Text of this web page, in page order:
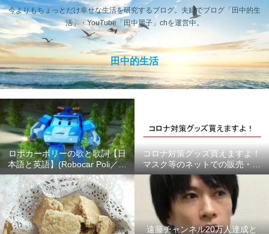
今よりもちょっとだけ幸せな生活を研究するブログ。夫婦でブログ「田中的生
活」・YouTube「田中麗子」chを運営中。
田中的生活
ロボカーポリーの歌と歌詞【日
本語と英語】(Robocar Poli／ロ
ボカーポリス)
コロナ対策グッズ買えますよ！
マスク等のネットでの販売・供
給状況のまとめ #ここにあるよ
ー
遠藤チャンネル20万人達成と